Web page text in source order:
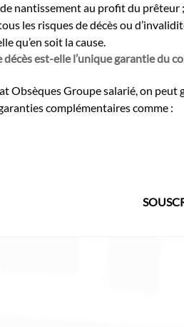
nantissement au profit du prêteur ;
les risques de décès ou
qu’en soit la cause.
décès est-elle l’unique garantie du
Obsèques Groupe salarié, on peut
complémentaires comme :